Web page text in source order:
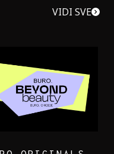
VIDI SVE